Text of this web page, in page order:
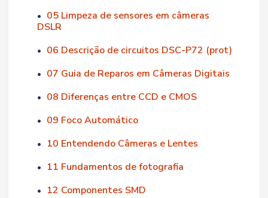
• 05 Limpeza de sensores em câmeras
DSLR
• 06 Descrição de circuitos DSC-P72 (prot)
• 07 Guia de Reparos em Câmeras Digitais
• 08 Diferenças entre CCD e CMOS
• 09 Foco Automático
• 10 Entendendo Câmeras e Lentes
• 11 Fundamentos de fotografia
• 12 Componentes SMD